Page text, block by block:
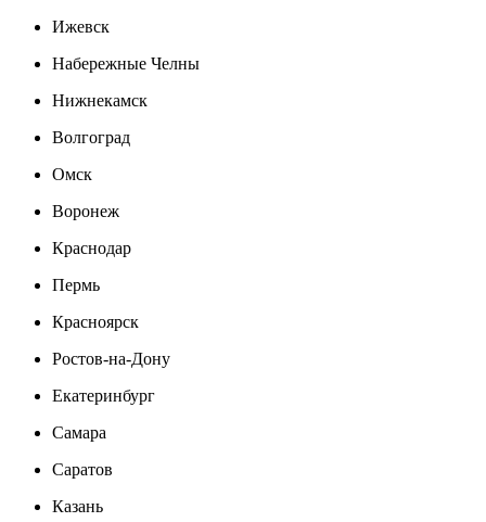
Ижевск
Набережные Челны
Нижнекамск
Волгоград
Омск
Воронеж
Краснодар
Пермь
Красноярск
Ростов-на-Дону
Екатеринбург
Самара
Саратов
Казань